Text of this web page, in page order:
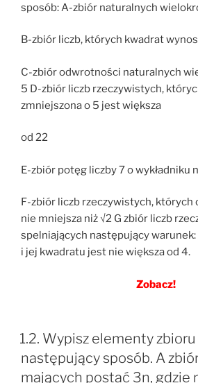
sposób: A-zbiór naturalnych
B-zbiór liczb, których kwadrat
C-zbiór odwrotności naturalnych
5 D-zbiór liczb rzeczywistych,
zmniejszona o 5 jest większa
od 22
E-zbiór potęg liczby 7 o wykładniku
F-zbiór liczb rzeczywistych,
nie mniejsza niż √2 G zbiór liczb
spelniających następujący
i jej kwadratu jest nie większa od 4.
Zobacz!
1.2. Wypisz elementy
następujący sposób. A
mających postać 3n, gdzie